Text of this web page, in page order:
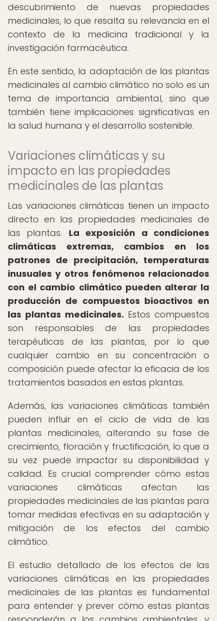
descubrimiento de nuevas propiedades
medicinales, lo que resalta su relevancia en el
contexto de la medicina tradicional y la
investigación farmacéutica.
En este sentido, la adaptación de las plantas
medicinales al cambio climático no solo es un
tema de importancia ambiental, sino que
también tiene implicaciones significativas en
la salud humana y el desarrollo sostenible.
Variaciones climáticas y su
impacto en las propiedades
medicinales de las plantas
Las variaciones climáticas tienen un impacto
directo en las propiedades medicinales de
las plantas. La exposición a condiciones
climáticas extremas, cambios en los
patrones de precipitación, temperaturas
inusuales y otros fenómenos relacionados
con el cambio climático pueden alterar la
producción de compuestos bioactivos en
las plantas medicinales. Estos compuestos
son responsables de las propiedades
terapéuticas de las plantas, por lo que
cualquier cambio en su concentración o
composición puede afectar la eficacia de los
tratamientos basados en estas plantas.
Además, las variaciones climáticas también
pueden influir en el ciclo de vida de las
plantas medicinales, alterando su fase de
crecimiento, floración y fructificación, lo que a
su vez puede impactar su disponibilidad y
calidad. Es crucial comprender cómo estas
variaciones climáticas afectan las
propiedades medicinales de las plantas para
tomar medidas efectivas en su adaptación y
mitigación de los efectos del cambio
climático.
El estudio detallado de los efectos de las
variaciones climáticas en las propiedades
medicinales de las plantas es fundamental
para entender y prever cómo estas plantas